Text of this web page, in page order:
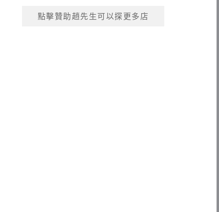
點擊贊助趙先生可以探更多店